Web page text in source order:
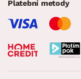
Platební metody